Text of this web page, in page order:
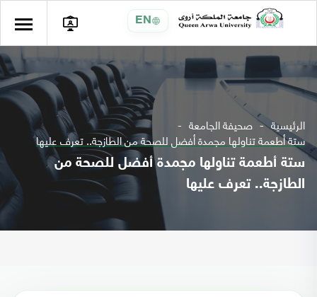
EN
الرئيسية صحيفة الجامعة
ستة أطعمة تناولها مجمدة أفضل للصحة من الطازجة.. تعرف عليها
ستة أطعمة تناولها مجمدة أفضل للصحة من
الطازجة.. تعرف عليها